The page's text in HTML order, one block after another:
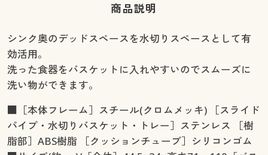
商品説明
シンク奥のデッドスペースを水切りスペースとして有
効活用。
洗った食器をバスケットに入れやすいのでスムーズに
洗い物ができます。
■［本体フレーム］スチール(クロムメッキ) ［スライド
パイプ・水切りバスケット・トレー］ステンレス ［樹
脂部］ABS樹脂 ［クッションチューブ］シリコンゴム